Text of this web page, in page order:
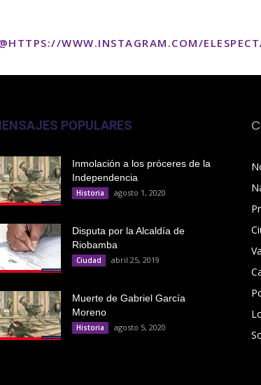
WWW.INSTAGRAM.COM/
POPULARES
Inmolación a los próceres de la
Independencia
Historia agosto 1, 2020
Disputa por la Alcaldía de
Riobamba
Ciudad abril 25, 2019
Muerte de Gabriel García
Moreno
Historia agosto 5, 2020